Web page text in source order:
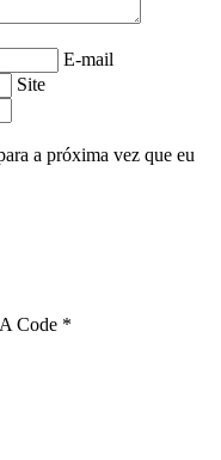
E-mail
Site
a próxima vez que eu
Code *